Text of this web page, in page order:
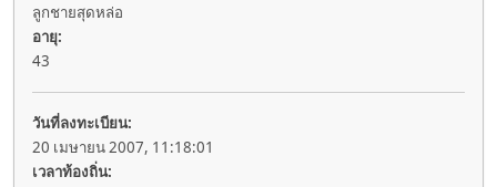
ลูกชายสุดหล่อ
อายุ:
43
วันที่ลงทะเบียน:
20 เมษายน 2007, 11:18:01
เวลาท้องถิ่น: